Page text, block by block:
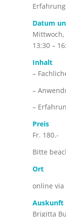
Datum
Mittwoch,
13:30 –
Inhalt
–
–
–
Preis
Fr. 180.-
Bitte
Ort
online via
Auskunft
Brigitta